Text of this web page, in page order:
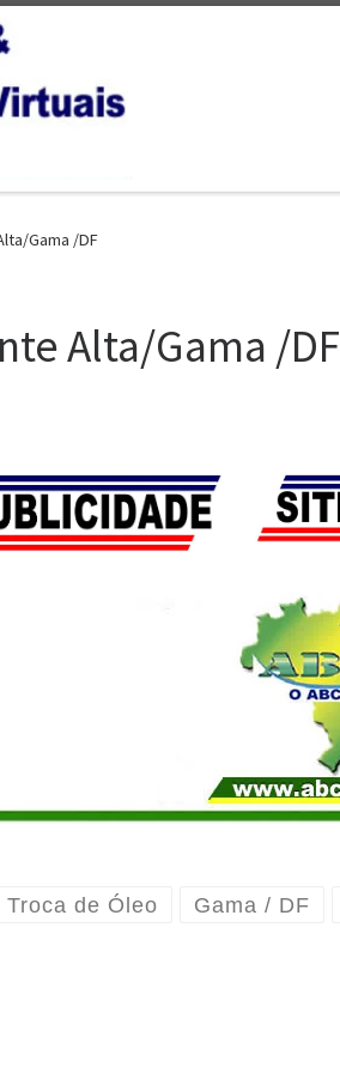
Gama /DF
Alta/Gama /DF
Troca de Óleo Gama / DF